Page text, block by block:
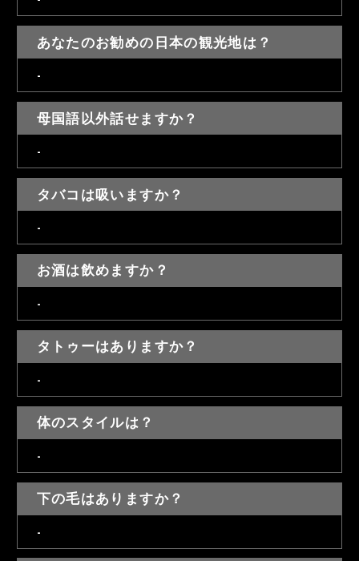
あなたのお勧めの日本の観光地は？
-
母国語以外話せますか？
-
タバコは吸いますか？
-
お酒は飲めますか？
-
タトゥーはありますか？
-
体のスタイルは？
-
下の毛はありますか？
-